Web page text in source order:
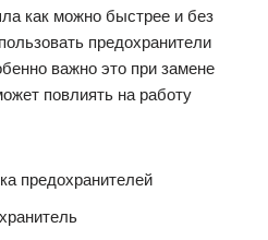
как можно быстрее и без
предохранители
важно это при замене
повлиять на работу
предохранителей